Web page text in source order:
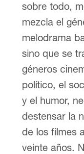
sobre todo,
mezcla el
melodrama
sino que se
géneros
político, el
y el humor,
destensar la
de los filmes
veinte años.